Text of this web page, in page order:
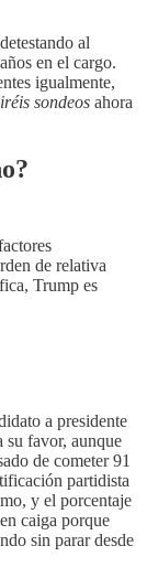
al
en el cargo.
igualmente,
sondeos ahora
de relativa
Trump es
a presidente
su favor, aunque
de cometer 91
partidista
y el porcentaje
caiga porque
sin parar desde